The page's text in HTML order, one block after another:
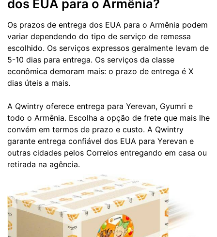
dos EUA para o Armênia?
Os prazos de entrega dos EUA para o Armênia podem
variar dependendo do tipo de serviço de remessa
escolhido. Os serviços expressos geralmente levam de
5-10 dias para entrega. Os serviços da classe
econômica demoram mais: o prazo de entrega é X
dias úteis a mais.
A Qwintry oferece entrega para Yerevan, Gyumri e
todo o Armênia. Escolha a opção de frete que mais lhe
convém em termos de prazo e custo. A Qwintry
garante entrega confiável dos EUA para Yerevan e
outras cidades pelos Correios entregando em casa ou
retirada na agência.